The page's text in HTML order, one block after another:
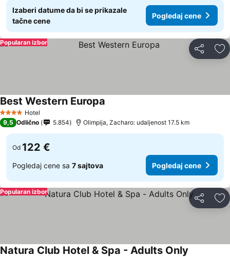
Izaberi datume da bi se prikazale
tačne cene
Pogledaj cene
Deli
Popularan izbor
4 ZvezdiceHotel
Best Western Europa
9,5 Odlično 5.854 Olimpija, Zacharo: udaljenost 17.5 km
Od 122 €
Pogledaj cene sa 7 sajtova Pogledaj cene
Deli
Popularan izbor
Natura Club Hotel & Spa - Adults Only